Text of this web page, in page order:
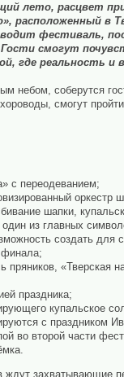
лето, расцвет
расположенный в
фестиваль,
смогут
где реальность
небом, соберутся
смогут
с переодеванием;
оркестр
шапки,
из главных
создать для
финала;
пряников, «Тверская
праздника;
купальское
с праздником
во второй части
ждут захватывающие